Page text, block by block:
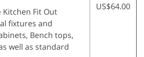
Fit Out
fixtures and
Bench tops,
well as standard
US$64.00